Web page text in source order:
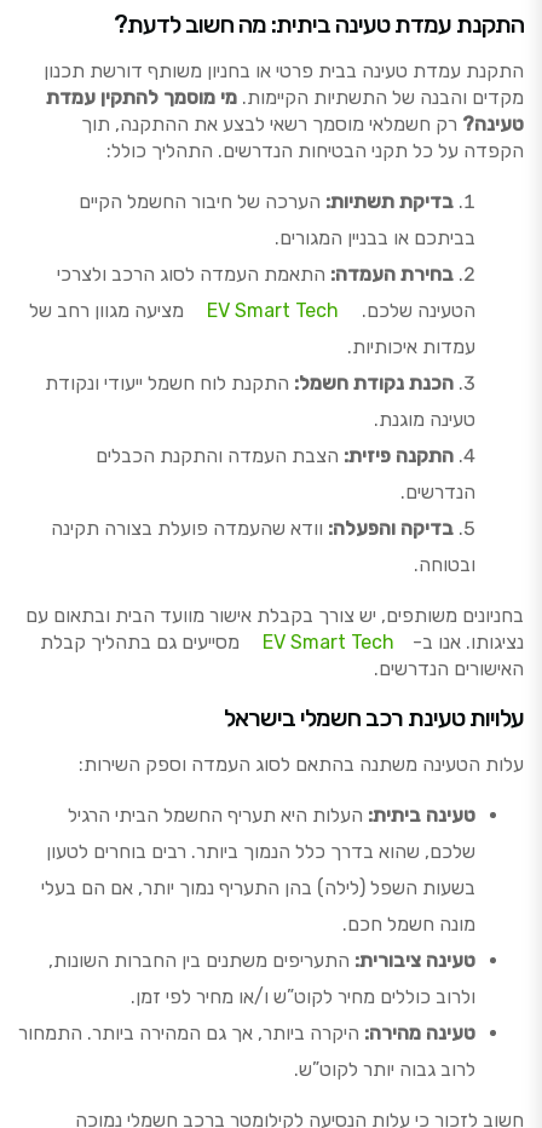
התקנת עמדת טעינה ביתית: מה חשוב לדעת?
התקנת עמדת טעינה בבית פרטי או בחניון משותף דורשת תכנון
מקדים והבנה של התשתיות הקיימות. מי מוסמך להתקין עמדת
טעינה? רק חשמלאי מוסמך רשאי לבצע את ההתקנה, תוך
הקפדה על כל תקני הבטיחות הנדרשים. התהליך כולל:
בדיקת תשתיות: הערכה של חיבור החשמל הקיים
בביתכם או בבניין המגורים.
בחירת העמדה: התאמת העמדה לסוג הרכב ולצרכי
הטעינה שלכם.
EV Smart Tech
מציעה מגוון רחב של
עמדות איכותיות.
הכנת נקודת חשמל: התקנת לוח חשמל ייעודי ונקודת
טעינה מוגנת.
התקנה פיזית: הצבת העמדה והתקנת הכבלים
הנדרשים.
בדיקה והפעלה: וודא שהעמדה פועלת בצורה תקינה
ובטוחה.
בחניונים משותפים, יש צורך בקבלת אישור מוועד הבית ובתאום עם
נציגותו. אנו ב-
EV Smart Tech
מסייעים גם בתהליך קבלת
האישורים הנדרשים.
עלויות טעינת רכב חשמלי בישראל
עלות הטעינה משתנה בהתאם לסוג העמדה וספק השירות:
טעינה ביתית: העלות היא תעריף החשמל הביתי הרגיל
שלכם, שהוא בדרך כלל הנמוך ביותר. רבים בוחרים לטעון
בשעות השפל (לילה) בהן התעריף נמוך יותר, אם הם בעלי
מונה חשמל חכם.
טעינה ציבורית: התעריפים משתנים בין החברות השונות,
ולרוב כוללים מחיר לקוט”ש ו/או מחיר לפי זמן.
טעינה מהירה: היקרה ביותר, אך גם המהירה ביותר. התמחור
לרוב גבוה יותר לקוט”ש.
חשוב לזכור כי עלות הנסיעה לקילומטר ברכב חשמלי נמוכה